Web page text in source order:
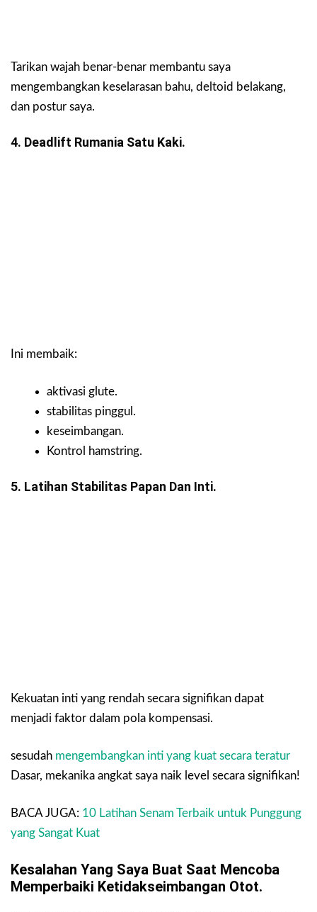
Tarikan wajah benar-benar membantu saya
mengembangkan keselarasan bahu, deltoid belakang,
dan postur saya.
4. Deadlift Rumania Satu Kaki.
Ini membaik:
aktivasi glute.
stabilitas pinggul.
keseimbangan.
Kontrol hamstring.
5. Latihan Stabilitas Papan Dan Inti.
Kekuatan inti yang rendah secara signifikan dapat
menjadi faktor dalam pola kompensasi.
sesudah mengembangkan inti yang kuat secara teratur
Dasar, mekanika angkat saya naik level secara signifikan!
BACA JUGA: 10 Latihan Senam Terbaik untuk Punggung
yang Sangat Kuat
Kesalahan Yang Saya Buat Saat Mencoba
Memperbaiki Ketidakseimbangan Otot.